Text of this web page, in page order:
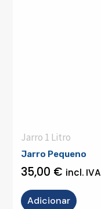
Jarro 1 Litro
Jarro Pequeno
35,00 € incl. IVA
Adicionar